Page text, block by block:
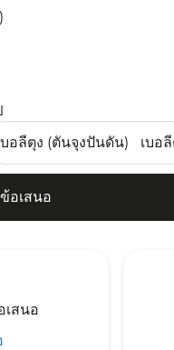
อเสนอ
สนอ
เสนอ